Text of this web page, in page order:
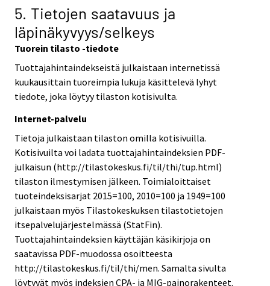
5. Tietojen saatavuus ja
läpinäkyvyys/selkeys
Tuorein tilasto -tiedote
Tuottajahintaindekseistä julkaistaan internetissä
kuukausittain tuoreimpia lukuja käsittelevä lyhyt
tiedote, joka löytyy tilaston kotisivulta.
Internet-palvelu
Tietoja julkaistaan tilaston omilla kotisivuilla.
Kotisivuilta voi ladata tuottajahintaindeksien PDF-
julkaisun (http://tilastokeskus.fi/til/thi/tup.html)
tilaston ilmestymisen jälkeen. Toimialoittaiset
tuoteindeksisarjat 2015=100, 2010=100 ja 1949=100
julkaistaan myös Tilastokeskuksen tilastotietojen
itsepalvelujärjestelmässä (StatFin).
Tuottajahintaindeksien käyttäjän käsikirjoja on
saatavissa PDF-muodossa osoitteesta
http://tilastokeskus.fi/til/thi/men. Samalta sivulta
löytyvät myös indeksien CPA- ja MIG-painorakenteet.